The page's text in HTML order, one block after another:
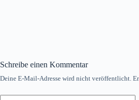
Schreibe einen Kommentar
Deine E-Mail-Adresse wird nicht veröffentlicht.